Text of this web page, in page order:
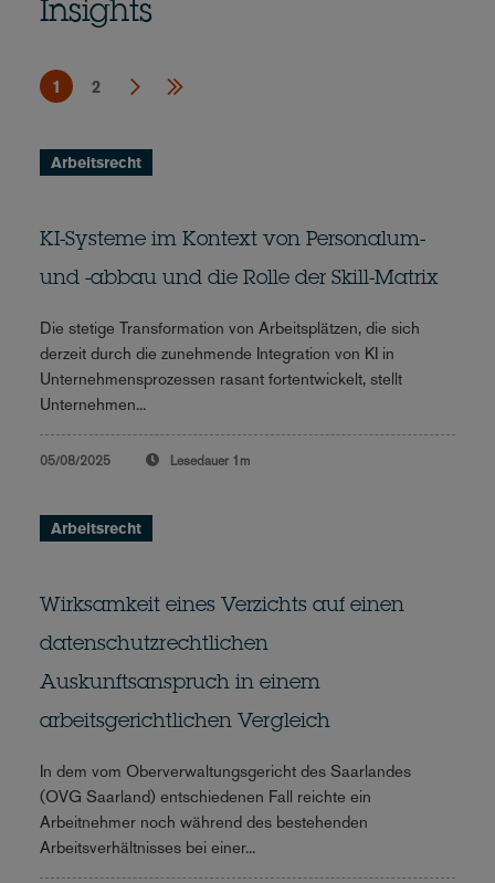
Insights
1 2
Arbeitsrecht
KI-Systeme im Kontext von Personalum-
und -abbau und die Rolle der Skill-Matrix
Die stetige Transformation von Arbeitsplätzen, die sich
derzeit durch die zunehmende Integration von KI in
Unternehmensprozessen rasant fortentwickelt, stellt
Unternehmen...
05/08/2025 Lesedauer 1m
Arbeitsrecht
Wirksamkeit eines Verzichts auf einen
datenschutzrechtlichen
Auskunftsanspruch in einem
arbeitsgerichtlichen Vergleich
In dem vom Oberverwaltungsgericht des Saarlandes
(OVG Saarland) entschiedenen Fall reichte ein
Arbeitnehmer noch während des bestehenden
Arbeitsverhältnisses bei einer...